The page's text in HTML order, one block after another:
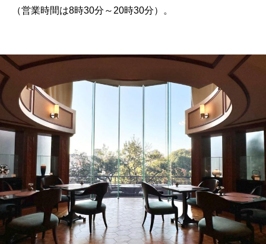
（営業時間は8時30分～20時30分）。